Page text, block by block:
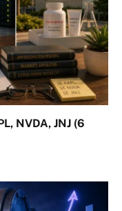
NVDA, JNJ (6